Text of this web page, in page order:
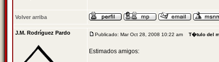
Volver arriba
J.M. Rodríguez Pardo Publicado: Mar Oct 28, 2008 10:22 am T�tulo del
Estimados amigos: